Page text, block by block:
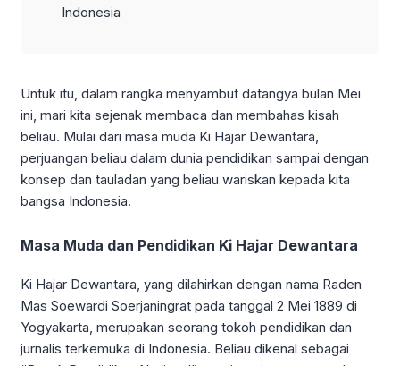
Indonesia
Untuk itu, dalam rangka menyambut datangya bulan Mei
ini, mari kita sejenak membaca dan membahas kisah
beliau. Mulai dari masa muda Ki Hajar Dewantara,
perjuangan beliau dalam dunia pendidikan sampai dengan
konsep dan tauladan yang beliau wariskan kepada kita
bangsa Indonesia.
Masa Muda dan Pendidikan Ki Hajar Dewantara
Ki Hajar Dewantara, yang dilahirkan dengan nama Raden
Mas Soewardi Soerjaningrat pada tanggal 2 Mei 1889 di
Yogyakarta, merupakan seorang tokoh pendidikan dan
jurnalis terkemuka di Indonesia. Beliau dikenal sebagai